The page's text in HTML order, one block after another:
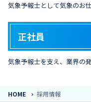
気象予報士として気象のお
正社員
気象予報士を支え、業界の
HOME 採用情報